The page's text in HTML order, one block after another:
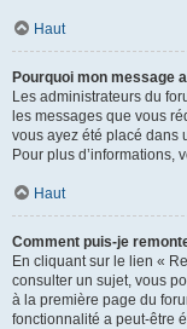
Haut
Pourquoi mon message
Les administrateurs du
les messages que vous
vous ayez été placé dans
Pour plus d’informations,
Haut
Comment puis-je
En cliquant sur le lien «
consulter un sujet, vous
à la première page du
fonctionnalité a peut-être